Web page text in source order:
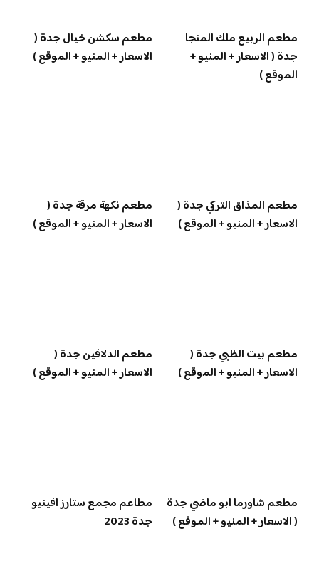
مطعم الربيع ملك المنجا
جدة ( الاسعار + المنيو +
الموقع )
مطعم سكشن خيال جدة (
الاسعار + المنيو + الموقع )
مطعم المذاق التركي جدة (
الاسعار + المنيو + الموقع )
مطعم نكهة مرقة جدة (
الاسعار + المنيو + الموقع )
مطعم بيت الظبي جدة (
الاسعار + المنيو + الموقع )
مطعم الدلافين جدة (
الاسعار + المنيو + الموقع )
مطعم شاورما ابو ماضي جدة
( الاسعار + المنيو + الموقع )
مطاعم مجمع ستارز افينيو
جدة 2023